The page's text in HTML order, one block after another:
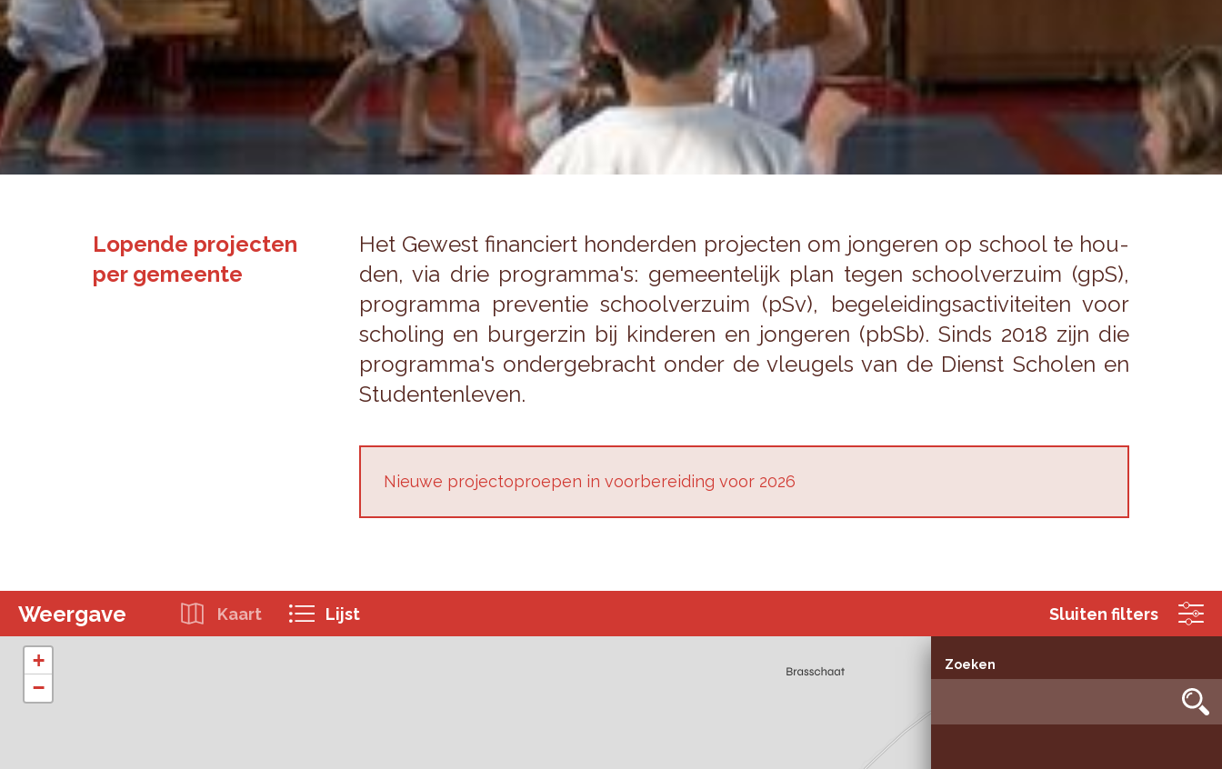
Lopende projecten
per gemeente
Het Ge­west fi­nan­ciert hon­der­den pro­jec­ten om jon­ge­ren op school te hou­
den, via drie pro­gram­ma's: ge­meen­te­lijk plan tegen school­ver­zuim (gpS),
pro­gram­ma pre­ven­tie school­ver­zuim (pSv), be­ge­lei­dings­ac­ti­vi­tei­ten voor
scho­ling en bur­ger­zin bij kin­de­ren en jon­ge­ren (pbSb). Sinds 2018 zijn die
pro­gram­ma's on­der­ge­bracht onder de vleu­gels van de Dienst Scho­len en
Stu­den­ten­le­ven.
Nieu­we pro­jec­top­roe­pen in voor­be­rei­ding voor 2026
Weergave Kaart Lijst Sluiten filters
+
−
Zoeken